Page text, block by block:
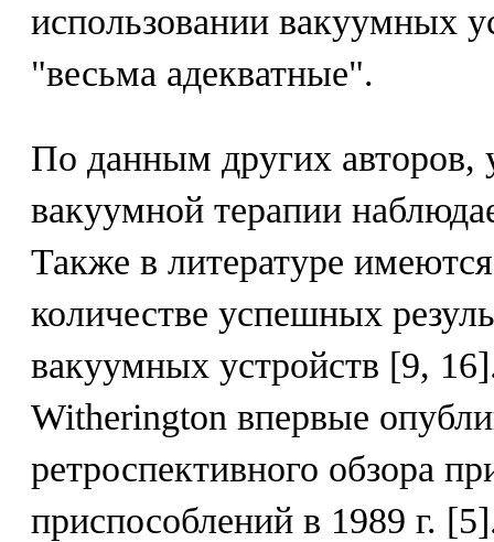
использовании вакуумных
"весьма адекватные".
По данным других авторов,
вакуумной терапии
Также в литературе
количестве успешных
вакуумных устройств [9,
Witherington впервые
ретроспективного обзора
приспособлений в 1989 г.